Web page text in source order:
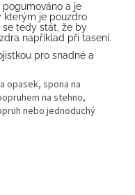
a je
kterým je pouzdro
se tedy stát, že by
například při tasení.
pro snadné a
opasek, spona na
na stehno,
nebo jednoduchý